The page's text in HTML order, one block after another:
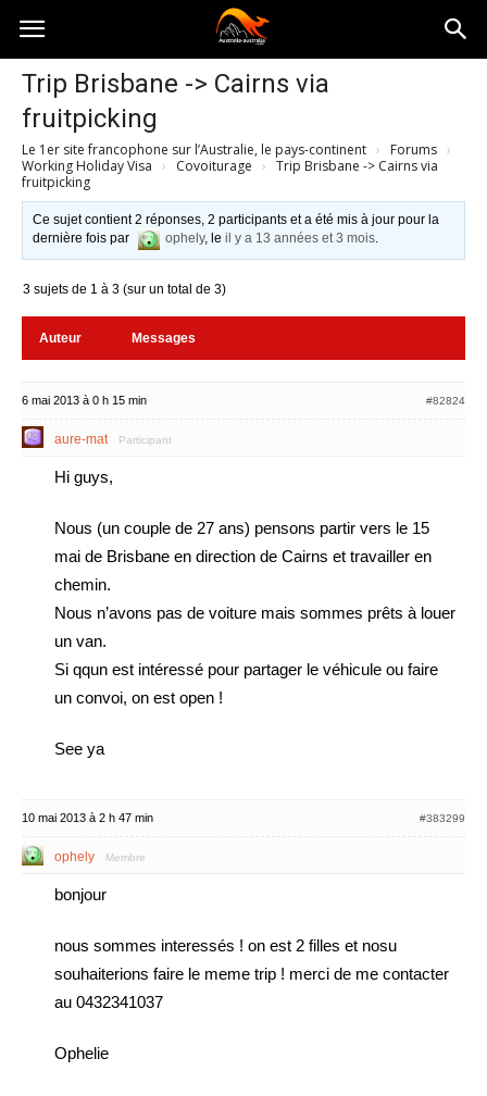
Australia-
australie.com
Trip Brisbane -> Cairns via
fruitpicking
Le 1er site francophone sur l’Australie, le pays-continent › Forums ›
Working Holiday Visa › Covoiturage › Trip Brisbane -> Cairns via
fruitpicking
Ce sujet contient 2 réponses, 2 participants et a été mis à jour pour la
dernière fois par
ophely, leil y a 13 années et 3 mois.
3 sujets de 1 à 3 (sur un total de 3)
Auteur Messages
6 mai 2013 à 0 h 15 min #82824
aure-mat Participant
Hi guys,
Nous (un couple de 27 ans) pensons partir vers le 15
mai de Brisbane en direction de Cairns et travailler en
chemin.
Nous n’avons pas de voiture mais sommes prêts à louer
un van.
Si qqun est intéressé pour partager le véhicule ou faire
un convoi, on est open !
See ya
10 mai 2013 à 2 h 47 min #383299
ophely Membre
bonjour
nous sommes interessés ! on est 2 filles et nosu
souhaiterions faire le meme trip ! merci de me contacter
au 0432341037
Ophelie